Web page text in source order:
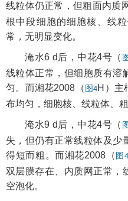
线粒体仍正常，但粗面内质
根中段细胞的细胞核、线
常，无明显变化。
淹水6 d后，中花4号（
线粒体正常，但细胞质有溶
匀。而湘花2008（ 图4H）主
布均匀，细胞核、线粒体、
淹水9 d后，中花4号（
失，但仍有正常线粒体及少
得短而粗。而湘花2008（ 图4
双层膜存在、内质网正常，
空泡化。